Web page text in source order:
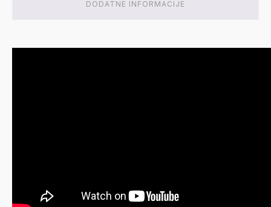
DODATNE INFORMACIJE